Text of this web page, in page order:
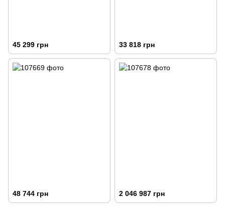
45 299 грн 33 818 грн
48 744 грн 2 046 987 грн